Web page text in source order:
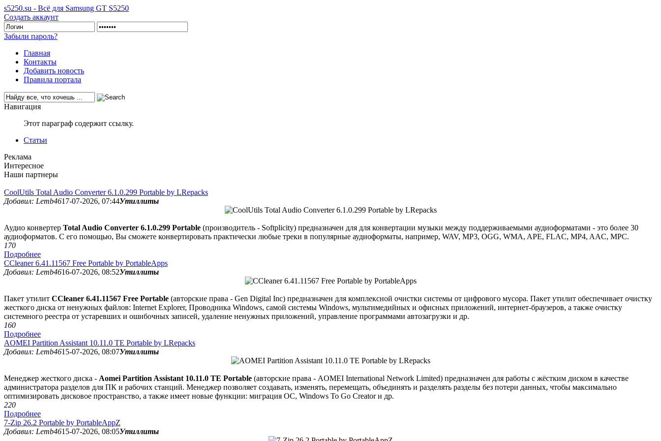
s5250.su - Всё для Samsung GT S5250
Создать аккаунт
Забыли пароль?
Главная
Контакты
Добавить новость
Правила портала
Навигация
Этот параграф содержит ссылку.
Статьи
Реклама
Интересное
Наши партнеры
CoolUtils Total Audio Converter 6.1.0.299 Portable by LRepacks
Добавил: Lemb4617-07-2026, 07:44Утиллиты
Аудио конвертер Total Audio Converter 6.1.0.299 Portable (производитель - Softplicity) предназначен для для конвертации музыки между поддерживаемыми аудиоформатами - это более 30
аудиоформатов. С его помощью, Вы сможете конвертировать практически любые треки в популярные аудиоформаты, например, WAV, MP3, OGG, WMA, APE, FLAC, MP4, AAC, MPC.
170
Подробнее
CCleaner 6.41.11567 Free Portable by PortableApps
Добавил: Lemb4616-07-2026, 08:52Утиллиты
Пакет утилит CCleaner 6.41.11567 Free Portable (авторские права - Gen Digital Inc) предназначен для комплексной очистки системы от цифрового мусора. Пакет утилит обеспечивает очистку
жесткого диска от ненужных файлов: Internet Explorer, Проводника Windows, самой системы Windows, мультимедийных и офисных приложений, интернет-браузеров, а также очистку
системного реестра от устаревших и ошибочных записей, удаление ненужных приложений, управление программами автозагрузки и др.
160
Подробнее
AOMEI Partition Assistant 10.11.0 TE Portable by LRepacks
Добавил: Lemb4615-07-2026, 08:07Утиллиты
Менеджер жесткого диска - Aomei Partition Assistant 10.11.0 TE Portable (авторские права - AOMEI International Network Limited) предназначен для работы с жёстким диском в качестве
администратора разделов для ПК и рабочих станций. Менеджер позволяет создавать, изменять, перемещать, объединять и разделять разделы без потери данных, чтобы максимально
оптимизировать дисковое пространство, а также имеет новые функции: миграция ОС, Windows To Go Creator и др.
220
Подробнее
7-Zip 26.2 Portable by PortableAppZ
Добавил: Lemb4615-07-2026, 08:05Утиллиты